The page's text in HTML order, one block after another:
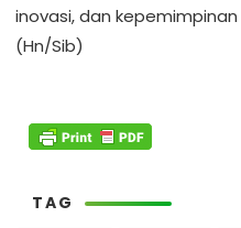
inovasi, dan
(Hn/Sib)
TAG